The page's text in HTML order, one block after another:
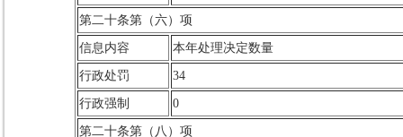
第二十条第（六）项
信息内容 本年处理决定数量
行政处罚 34
行政强制 0
第二十条第（八）项